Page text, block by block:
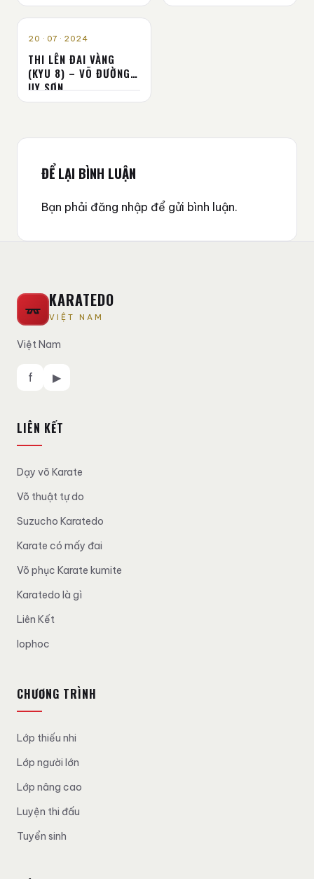
KIHON
20 · 07 · 2024
THI LÊN ĐAI VÀNG
(KYU 8) – VÕ ĐƯỜNG
UY SƠN
ĐỂ LẠI BÌNH LUẬN
Bạn phải đăng nhập để gửi bình luận.
KARATEDO
VIỆT NAM
Việt Nam
f ▶
LIÊN KẾT
Dạy võ Karate
Võ thuật tự do
Suzucho Karatedo
Karate có mấy đai
Võ phục Karate kumite
Karatedo là gì
Liên Kết
lophoc
CHƯƠNG TRÌNH
Lớp thiếu nhi
Lớp người lớn
Lớp nâng cao
Luyện thi đấu
Tuyển sinh